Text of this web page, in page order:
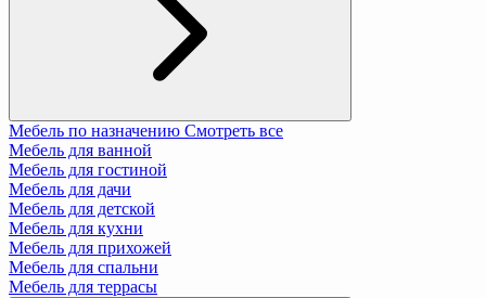
Мебель по назначению Смотреть все
Мебель для ванной
Мебель для гостиной
Мебель для дачи
Мебель для детской
Мебель для кухни
Мебель для прихожей
Мебель для спальни
Мебель для террасы